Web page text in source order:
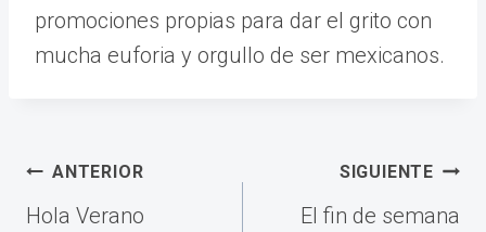
promociones propias para dar el grito con
mucha euforia y orgullo de ser mexicanos.
Navegación
de
ANTERIOR
Hola Verano
SIGUIENTE
El fin de semana